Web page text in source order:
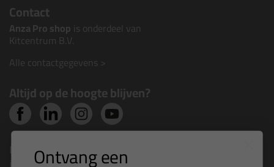
Contact
Anza Pro shop is onderdeel van
Kitcentrum B.V.
Alle contactgegevens >
Altijd op de hoogte blijven?
Nieuws, tips en exclusieve deals rechtstreeks in je
Ontvang een